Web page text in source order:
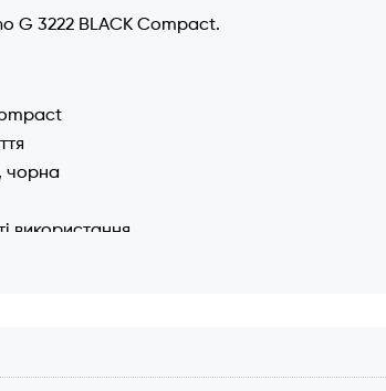
G 3222 BLACK Соmpact.
чорна
використання